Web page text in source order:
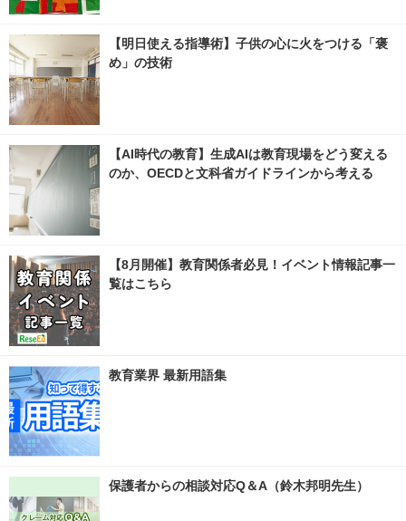
【明日使える指導術】子供の心に火をつける「褒
め」の技術
【AI時代の教育】生成AIは教育現場をどう変える
のか、OECDと文科省ガイドラインから考える
【8月開催】教育関係者必見！イベント情報記事一
覧はこちら
教育業界 最新用語集
保護者からの相談対応Q＆A（鈴木邦明先生）